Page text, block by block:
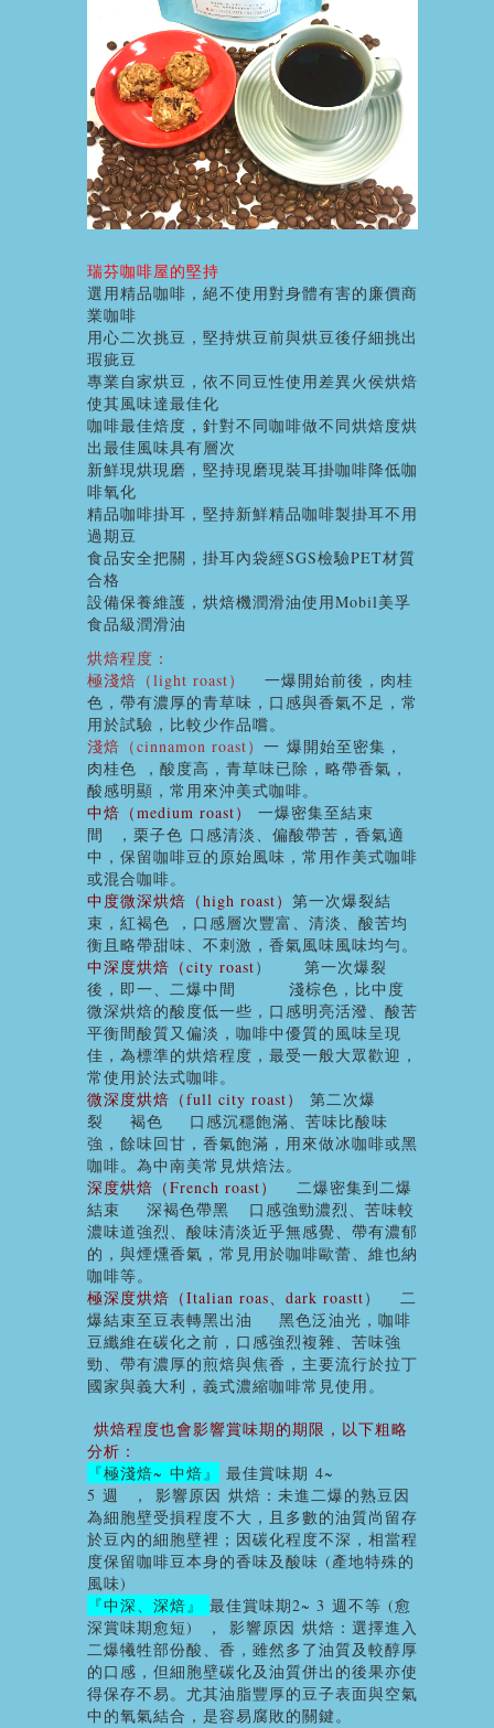
瑞芬咖啡屋的堅持
選用精品咖啡，絕不使用對身體有害的廉價商
業咖啡
用心二次挑豆，堅持烘豆前與烘豆後仔細挑出
瑕疵豆
專業自家烘豆，依不同豆性使用差異火侯烘焙
使其風味達最佳化
咖啡最佳焙度，針對不同咖啡做不同烘焙度烘
出最佳風味具有層次
新鮮現烘現磨，堅持現磨現裝耳掛咖啡降低咖
啡氧化
精品咖啡掛耳，堅持新鮮精品咖啡製掛耳不用
過期豆
食品安全把關，掛耳內袋經SGS檢驗PET材質
合格
設備保養維護，烘焙機潤滑油使用Mobil美孚
食品級潤滑油
烘焙程度 ：
極淺焙（light roast） 一爆開始前後 ， 肉桂
色， 帶有濃厚的青草味，口感與香氣不足，常
用於試驗，比較少作品嚐。
淺焙（cinnamon roast） 一 爆開始至密集 ，
肉桂色
， 酸度高，青草味已除，略帶香氣，
酸感明顯，常用來沖美式咖啡。
中焙（medium roast）
一爆密集至結束
間
， 栗子色 口感清淡、偏酸帶苦，香氣適
中，保留咖啡豆的原始風味，常用作美式咖啡
或混合咖啡。
中度微深烘焙（high roast） 第一次爆裂結
束 ， 紅褐色 ， 口感層次豐富、清淡、酸苦均
衡且略帶甜味、不刺激，香氣風味風味均勻。
中深度烘焙（city roast）
第一次爆裂
後，即一、二爆中間
淺棕色 ， 比中度
微深烘焙的酸度低一些，口感明亮活潑、酸苦
平衡間酸質又偏淡，咖啡中優質的風味呈現
佳，為標準的烘焙程度，最受一般大眾歡迎，
常使用於法式咖啡。
微深度烘焙（full city roast）
第二次爆
裂
褐色
口感沉穩飽滿、苦味比酸味
強，餘味回甘，香氣飽滿，用來做冰咖啡或黑
咖啡。為中南美常見烘焙法。
深度烘焙（French roast）
二爆密集到二爆
結束
深褐色帶黑
口感強勁濃烈、苦味較
濃味道強烈、酸味清淡近乎無感覺、帶有濃郁
的 ， 與煙燻香氣，常見用於咖啡歐蕾、維也納
咖啡等。
極深度烘焙（Italian roas、 dark roastt）
二
爆結束至豆表轉黑出油
黑色泛油光 ， 咖啡
豆纖維在碳化之前，口感強烈複雜、苦味強
勁、帶有濃厚的煎焙與焦香，主要流行於拉丁
國家與義大利，義式濃縮咖啡常見使用。
烘焙程度也會影響賞味期的期限，以下粗略
分析：
『極淺焙~ 中焙』 最佳賞味期 4~
5 週 ， 影響原因 烘焙： 未進二爆的熟豆因
為細胞壁受損程度不大，且多數的油質尚留存
於豆內的細胞壁裡；因碳化程度不深，相當程
度保留咖啡豆本身的香味及酸味 (產地特殊的
風味)
『中深、深焙』
最佳賞味期2~ 3 週不等 (愈
深賞味期愈短) ， 影響原因 烘焙： 選擇進入
二爆犧牲部份酸、香，雖然多了油質及較醇厚
的口感，但細胞壁碳化及油質併出的後果亦使
得保存不易。尤其油脂豐厚的豆子表面與空氣
中的氧氣結合，是容易腐敗的關鍵。